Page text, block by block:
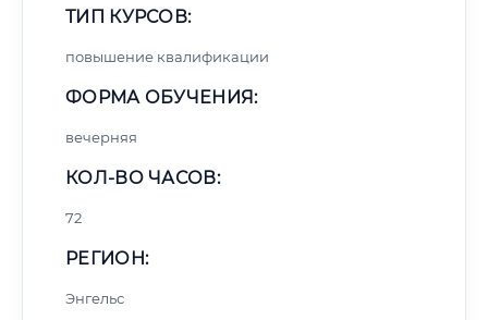
ТИП КУРСОВ:
повышение квалификации
ФОРМА ОБУЧЕНИЯ:
вечерняя
КОЛ-ВО ЧАСОВ:
72
РЕГИОН:
Энгельс